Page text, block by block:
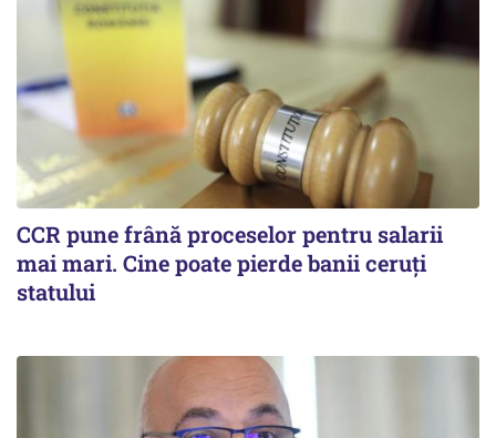
CCR pune frână proceselor pentru salarii
mai mari. Cine poate pierde banii ceruți
statului